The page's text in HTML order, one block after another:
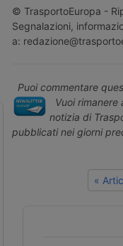
© TrasportoEuropa -
Segnalazioni,
a:
Puoi commentare
Vuoi
notizia di
pubblicati nei giorni
«